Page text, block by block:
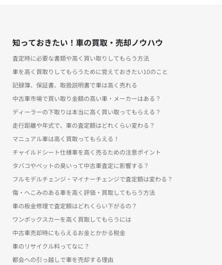
知っておきたい！車の買取・売却ノウハウ
査定時に必要な書類や高く買い取りしてもらう方法
車を高く買取りしてもらうために覚えておきたい10のこと
記録簿、保証書、取扱説明書で車は高く売れる
中古車市場で買い取り金額の高い車・メーカーはある？
ディーラーの下取りは本当に高く買い取ってもらえる？
走行距離や年式で、車の査定額はどれくらい変わる？
マニュアル車は高く買取ってもらえる！
チャイルドシート仕様車を高く売るための注意ポイント
タバコやペットの臭いって中古車査定に影響する？
フルモデルチェンジ・マイナーチェンジで査定額は変わる？
傷・へこみのある車を高く評価・買取してもらう方法
車の板金修理で査定額はどれくらい下がるの？
ワンボックスカーを高く買取してもらうには
中古車売却時にもらえるお金とかかる税金
車のリサイクル料ってなに？
都会への引っ越しで車を売却する理由